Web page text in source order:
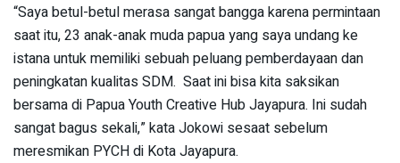
“Saya betul-betul merasa sangat bangga karena permintaan
saat itu, 23 anak-anak muda papua yang saya undang ke
istana untuk memiliki sebuah peluang pemberdayaan dan
peningkatan kualitas SDM. Saat ini bisa kita saksikan
bersama di Papua Youth Creative Hub Jayapura. Ini sudah
sangat bagus sekali,” kata Jokowi sesaat sebelum
meresmikan PYCH di Kota Jayapura.